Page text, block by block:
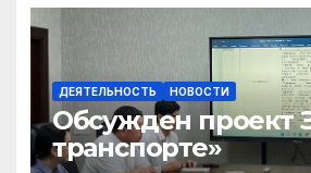
ДЕЯТЕЛЬНОСТЬ НОВОСТИ
Обсужден проект
транспорте»